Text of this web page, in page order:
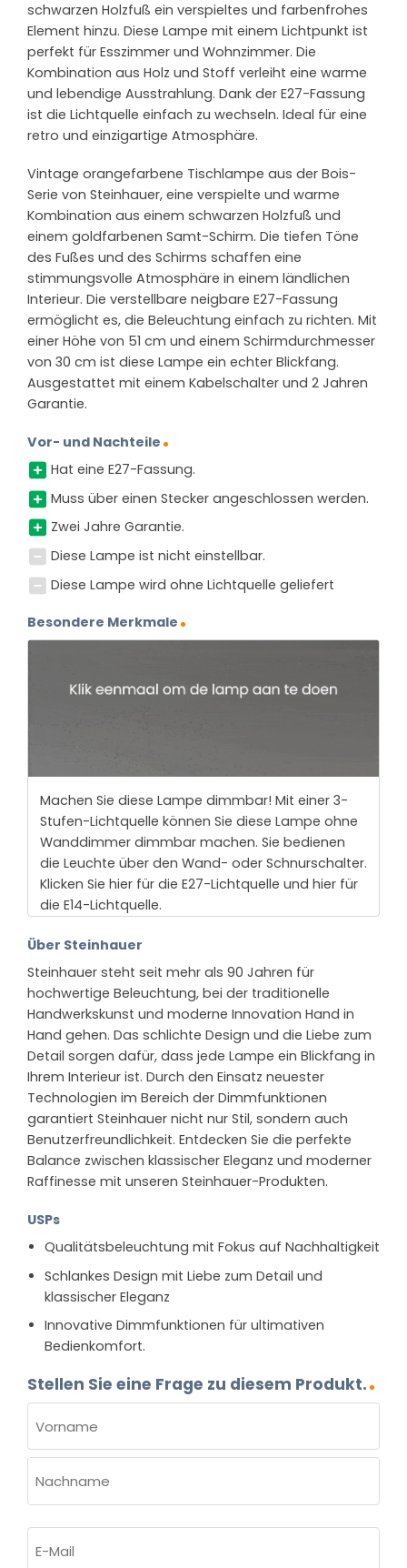
schwarzen Holzfuß ein verspieltes und farbenfrohes
Element hinzu. Diese Lampe mit einem Lichtpunkt ist
perfekt für Esszimmer und Wohnzimmer. Die
Kombination aus Holz und Stoff verleiht eine warme
und lebendige Ausstrahlung. Dank der E27-Fassung
ist die Lichtquelle einfach zu wechseln. Ideal für eine
retro und einzigartige Atmosphäre.
Vintage orangefarbene Tischlampe aus der Bois-
Serie von Steinhauer, eine verspielte und warme
Kombination aus einem schwarzen Holzfuß und
einem goldfarbenen Samt-Schirm. Die tiefen Töne
des Fußes und des Schirms schaffen eine
stimmungsvolle Atmosphäre in einem ländlichen
Interieur. Die verstellbare neigbare E27-Fassung
ermöglicht es, die Beleuchtung einfach zu richten. Mit
einer Höhe von 51 cm und einem Schirmdurchmesser
von 30 cm ist diese Lampe ein echter Blickfang.
Ausgestattet mit einem Kabelschalter und 2 Jahren
Garantie.
Vor- und Nachteile
Hat eine E27-Fassung.
Muss über einen Stecker angeschlossen werden.
Zwei Jahre Garantie.
Diese Lampe ist nicht einstellbar.
Diese Lampe wird ohne Lichtquelle geliefert
Besondere Merkmale
Machen Sie diese Lampe dimmbar! Mit einer 3-
Stufen-Lichtquelle können Sie diese Lampe ohne
Wanddimmer dimmbar machen. Sie bedienen
die Leuchte über den Wand- oder Schnurschalter.
Klicken Sie hier für die E27-Lichtquelle und hier für
die E14-Lichtquelle.
Über Steinhauer
Steinhauer steht seit mehr als 90 Jahren für
hochwertige Beleuchtung, bei der traditionelle
Handwerkskunst und moderne Innovation Hand in
Hand gehen. Das schlichte Design und die Liebe zum
Detail sorgen dafür, dass jede Lampe ein Blickfang in
Ihrem Interieur ist. Durch den Einsatz neuester
Technologien im Bereich der Dimmfunktionen
garantiert Steinhauer nicht nur Stil, sondern auch
Benutzerfreundlichkeit. Entdecken Sie die perfekte
Balance zwischen klassischer Eleganz und moderner
Raffinesse mit unseren Steinhauer-Produkten.
USPs
Qualitätsbeleuchtung mit Fokus auf Nachhaltigkeit
Schlankes Design mit Liebe zum Detail und
klassischer Eleganz
Innovative Dimmfunktionen für ultimativen
Bedienkomfort.
Stellen Sie eine Frage zu diesem Produkt.
(ERFORDERLICH)
Vorname
Mail